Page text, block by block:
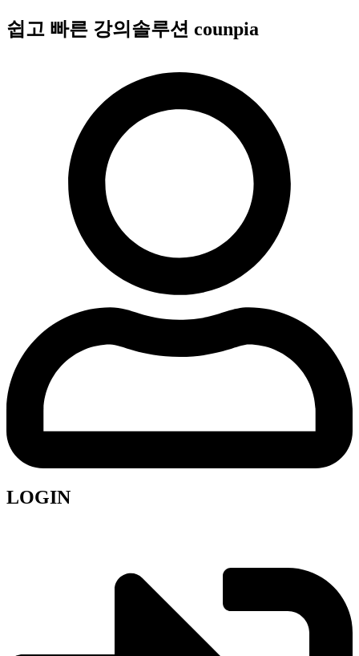
콘
텐
쉽고 빠른 강의솔루션 counpia
LOGIN